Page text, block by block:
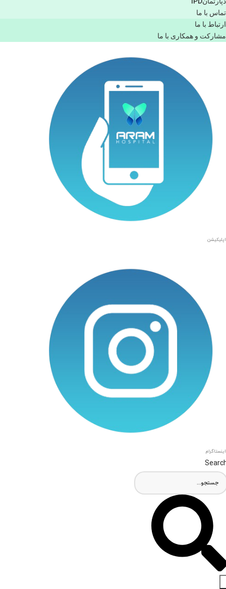
تماس با ما
ارتباط با ما
مشاركت و همكاری با ما
اپلیکیشن
اینستاگرام